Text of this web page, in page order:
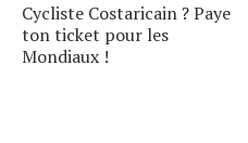
Cycliste Costaricain ? Paye
ton ticket pour les
Mondiaux !